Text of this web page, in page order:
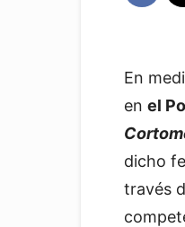
En
en el
dicho
través